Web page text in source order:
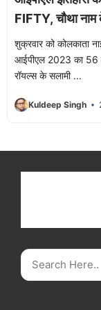
FIFTY, चौथा
शुक्रवार को कोलकाता
आईपीएल 2023 का 56
रॉयल्स के सलामी ...
Kuldeep Singh
Search